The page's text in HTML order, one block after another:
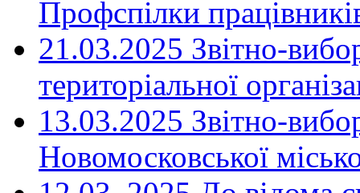
Профспілки
21.03.2025 Звітно-
територіальної
13.03.2025 Звітно-
Новомосковської